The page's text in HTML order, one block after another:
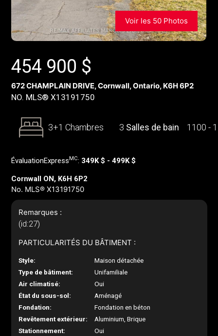
Voir les 50 Photos
454 900 $
672 CHAMPLAIN DRIVE, Cornwall, Ontario, K6H 6P2
NO. MLS® X13191750
3+1 Chambres 3 Salles de bain 1100 -
ÉvaluationExpress MC: 349K $ - 499K $
Cornwall ON, K6H 6P2
No. MLS® X13191750
Remarques :
(id:27)
PARTICULARITÉS DU BÂTIMENT :
Style:
Maison détachée
Type de bâtiment:
Unifamiliale
Air climatisé:
Oui
État du sous-sol:
Aménagé
Fondation:
Fondation en béton
Revêtement extérieur:
Aluminium, Brique
Stationnement:
Oui